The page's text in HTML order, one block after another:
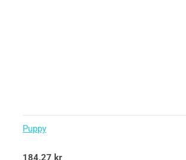
Puppy
Betygsatt
184,27 kr